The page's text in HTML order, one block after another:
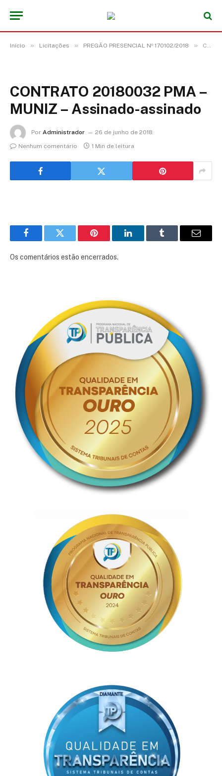
Início » Licitações » PREGÃO PRESENCIAL Nº 170102/2018 » CONTRATO 20180032 PMA – MUNIZ – Assinado-assinado
CONTRATO 20180032 PMA –
MUNIZ – Assinado-assinado
Por Administrador
26 de junho de 2018
Nenhum comentário
1 Min de leitura
FacebookTwitter Pinterest LinkedInTumblr
E-
Os comentários estão encerrados.